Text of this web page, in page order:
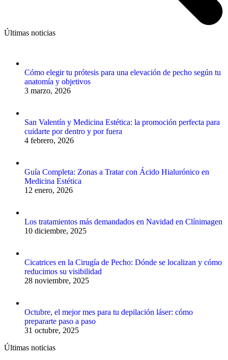
Últimas noticias
Cómo elegir tu prótesis para una elevación de pecho según tu
anatomía y objetivos
3 marzo, 2026
San Valentín y Medicina Estética: la promoción perfecta para
cuidarte por dentro y por fuera
4 febrero, 2026
Guía Completa: Zonas a Tratar con Ácido Hialurónico en
Medicina Estética
12 enero, 2026
Los tratamientos más demandados en Navidad en Clínimagen
10 diciembre, 2025
Cicatrices en la Cirugía de Pecho: Dónde se localizan y cómo
reducimos su visibilidad
28 noviembre, 2025
Octubre, el mejor mes para tu depilación láser: cómo
prepararte paso a paso
31 octubre, 2025
Últimas noticias